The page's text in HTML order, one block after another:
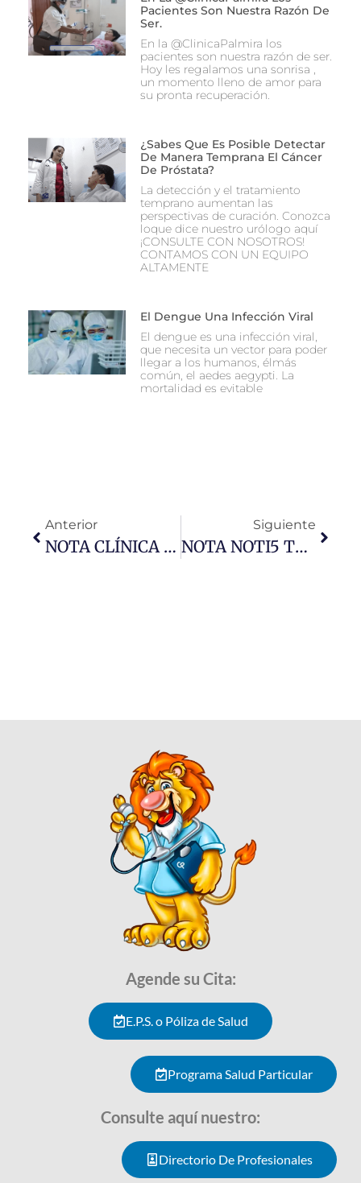
Pacientes Son Nuestra Razón De
Ser.
En la @ClinicaPalmira los
pacientes son nuestra razón de ser.
Hoy les regalamos una sonrisa ,
un momento lleno de amor para
su pronta recuperación.
¿Sabes Que Es Posible Detectar
De Manera Temprana El Cáncer
De Próstata?
La detección y el tratamiento
temprano aumentan las
perspectivas de curación. Conozca
loque dice nuestro urólogo aquí
¡CONSULTE CON NOSOTROS!
CONTAMOS CON UN EQUIPO
ALTAMENTE
El Dengue Una Infección Viral
El dengue es una infección viral,
que necesita un vector para poder
llegar a los humanos, élmás
común, el aedes aegypti. La
mortalidad es evitable
Anterior
NOTA CLÍNICA DEL DOLOR
Siguiente
NOTA NOTI5 TELEPACÍFICO- OLA DE CALOR
Agende su Cita:
E.P.S. o Póliza de Salud
Programa Salud Particular
Consulte aquí nuestro:
Directorio De Profesionales